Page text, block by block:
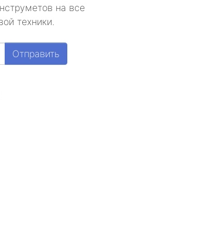
на все
техники.
Отправить